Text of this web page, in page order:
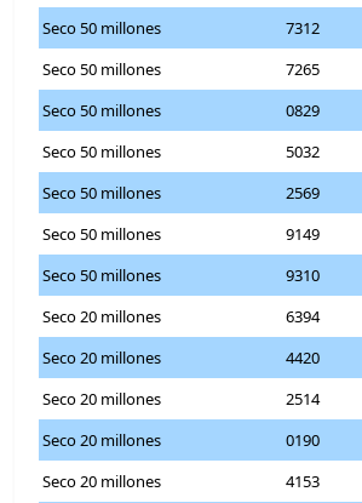
Seco 50 millones
7312
Seco 50 millones
7265
Seco 50 millones
0829
Seco 50 millones
5032
Seco 50 millones
2569
Seco 50 millones
9149
Seco 50 millones
9310
Seco 20 millones
6394
Seco 20 millones
4420
Seco 20 millones
2514
Seco 20 millones
0190
Seco 20 millones
4153